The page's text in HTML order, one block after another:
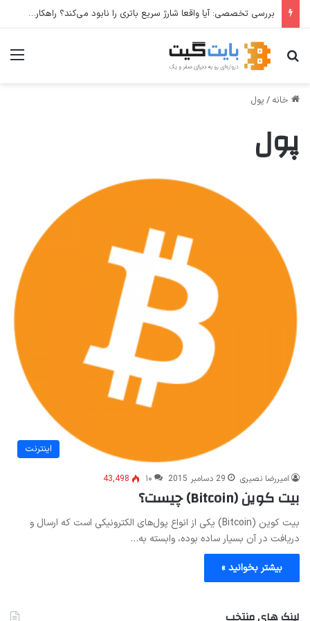
بررسی تخصصی: آیا واقعا شارژ سریع باتری را نابود می‌کند؟ راهکارهای عملی برای افزایش طول عمر باتری
جستجو برای
خانه / پول
پول
اینترنت
امیررضا نصیری 29 دسامبر 2015 ۱۰ 43,498
بیت کوین (Bitcoin) چیست؟
بیت کوین (Bitcoin) یکی از انواع پول‌های الکترونیکی است که ارسال و
دریافت در آن بسیار ساده بوده، وابسته به…
بیشتر بخوانید »
لینک های منتخب